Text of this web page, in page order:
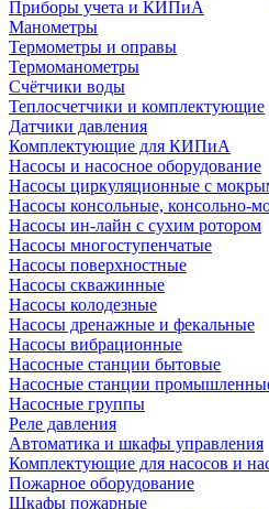
Приборы учета и КИПиА
Манометры
Термометры и оправы
Термоманометры
Счётчики воды
Теплосчетчики и комплектующие
Датчики давления
Комплектующие для КИПиА
Насосы и насосное оборудование
Насосы циркуляционные с
Насосы консольные, консольно-
Насосы ин-лайн с сухим ротором
Насосы многоступенчатые
Насосы поверхностные
Насосы скважинные
Насосы колодезные
Насосы дренажные и фекальные
Насосы вибрационные
Насосные станции бытовые
Насосные станции
Насосные группы
Реле давления
Автоматика и шкафы управления
Комплектующие для насосов и
Пожарное оборудование
Шкафы пожарные